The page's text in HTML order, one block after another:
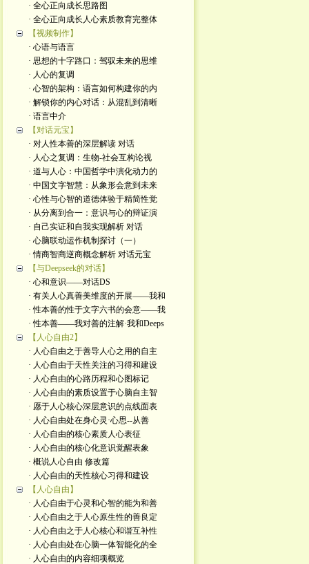
· 全心正向成长思路图
· 全心正向成长人心素质教育完整体
【视频制作】
· 心语与语言
· 思想的十字路口：驾驭未来的思维
· 人心的复调
· 心智的架构：语言如何构建你的内
· 解锁你的内心对话：从混乱到清晰
· 语言中介
【对话元宝】
· 对人性本善的深层解读 对话
· 人心之复调：生物-社会互构论视
· 道与人心：中国哲学中演化动力的
· 中国文字智慧：从象形会意到未来
· 心性与心智的道德体验于精简性觉
· 从分离到合一：意识与心的辩证演
· 自己实证和自我实现解析 对话
· 心脑联动运作机制探讨（一）
· 情商智商逆商概念解析 对话元宝
【与Deepseek的对话】
· 心和意识——对话DS
· 有关人心真善美维度的开展——我和
· 性本善的性于文字六书的会意——我
· 性本善——我对善的注解·我和Deeps
【人心自由2】
· 人心自由之于善导人心之用的自主
· 人心自由于天性关注的习得和建设
· 人心自由的心路历程和心图标记
· 人心自由的素质设置于心脑自主智
· 愿于人心核心深层意识的点线面表
· 人心自由处在身心灵·心思--从善
· 人心自由的核心素质人心表征
· 人心自由的核心化意识觉醒表象
· 概说人心自由 修改篇
· 人心自由的天性核心习得和建设
【人心自由】
· 人心自由于心灵和心智的能为和善
· 人心自由之于人心原生性的善良定
· 人心自由之于人心核心和谐互补性
· 人心自由处在心脑一体智能化的全
· 人心自由的内容细项概览